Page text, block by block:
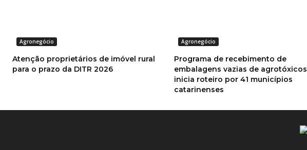
Agronegócio
Atenção proprietários de imóvel rural
para o prazo da DITR 2026
Agronegócio
Programa de recebimento de
embalagens vazias de agrotóxicos
inicia roteiro por 41 municípios
catarinenses